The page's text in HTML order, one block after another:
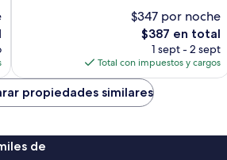
$347 por noche
El
precio
actual
es
de
$387
$387 en total
1 sept - 2 sept
Total con impuestos y cargos
propiedades similares
de